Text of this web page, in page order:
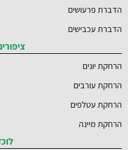
הדברת פרעושים
הדברת עכבישים
הרחקת יונים
הרחקת עורבים
הרחקת עטלפים
הרחקת מיינה